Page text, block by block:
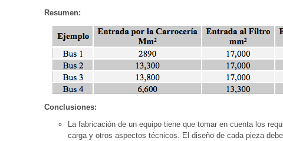
Resumen:
Conclusiones:
La fabricación de un equipo tiene que tomar en cuenta los
carga y otros aspectos técnicos. El diseño de cada pieza